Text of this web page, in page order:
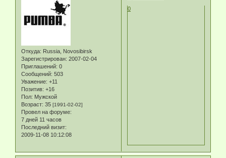
Откуда: Russia, Novosibirsk
Зарегистрирован: 2007-02-04
Приглашений: 0
Сообщений: 503
Уважение: +11
Позитив: +16
Пол: Мужской
Возраст: 35 [1991-02-02]
Провел на форуме:
7 дней 11 часов
Последний визит:
2009-11-08 10:12:08
0